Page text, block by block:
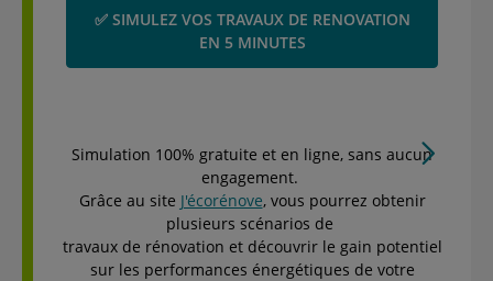
✅ SIMULEZ VOS TRAVAUX DE RENOVATION
EN 5 MINUTES
Simulation 100% gratuite et en ligne, sans aucun
engagement.
Grâce au site J'écorénove, vous pourrez obtenir
plusieurs scénarios de
travaux de rénovation et découvrir le gain potentiel
sur les performances énergétiques de votre